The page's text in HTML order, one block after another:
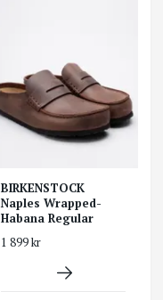
BIRKENSTOCK
Naples Wrapped-
Habana Regular
1 899 kr